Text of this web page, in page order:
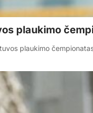
plaukimo
plaukimo